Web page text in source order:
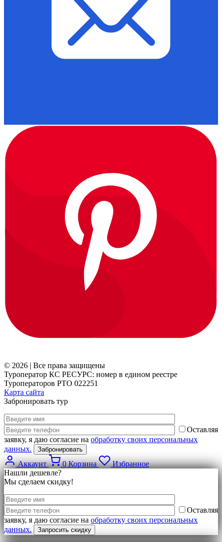
© 2026 | Все права защищены
Туроператор КС РЕСУРС: номер в едином реестре
Туроператоров РТО 022251
Карта сайта
Забронировать тур
Оставляя
заявку, я даю согласие на обработку своих персональных
данных.
Аккаунт
0 Корзина
Избранное
Нашли дешевле?
Мы сделаем скидку!
Оставляя
заявку, я даю согласие на обработку своих персональных
данных.